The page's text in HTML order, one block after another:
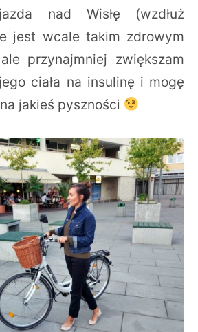
nad Wisłę (wzdłuż
jest wcale takim zdrowym
przynajmniej zwiększam
ciała na insulinę i mogę
jakieś pyszności